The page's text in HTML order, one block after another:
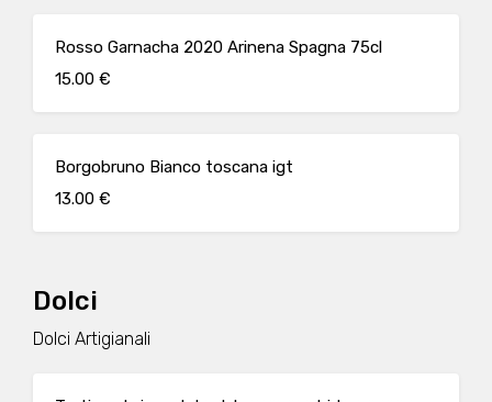
Rosso Garnacha 2020 Arinena Spagna 75cl
15.00 €
Borgobruno Bianco toscana igt
13.00 €
Dolci
Dolci Artigianali